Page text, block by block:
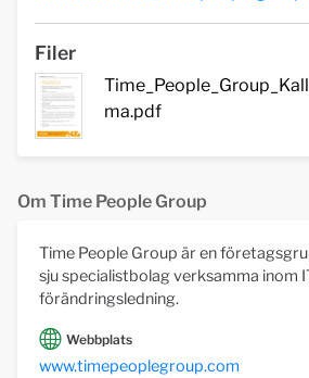
Filer
ma.pdf
Om Time People Group
Time People Group är en
sju specialistbolag verksamma inom
förändringsledning.
Webbplats
www.timepeoplegroup.com